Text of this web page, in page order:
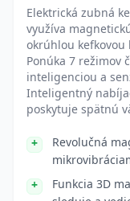
Elektrická zubná
využíva
okrúhlou
Ponúka 7 režimov
inteligenciou a
Inteligentný
poskytuje spätnú
Revolučná
Funkcia 3D